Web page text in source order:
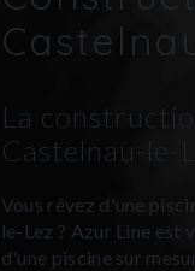
La
Castelnau-le-
Vous rêvez d'une
le-Lez ? Azur Line
d'une piscine sur